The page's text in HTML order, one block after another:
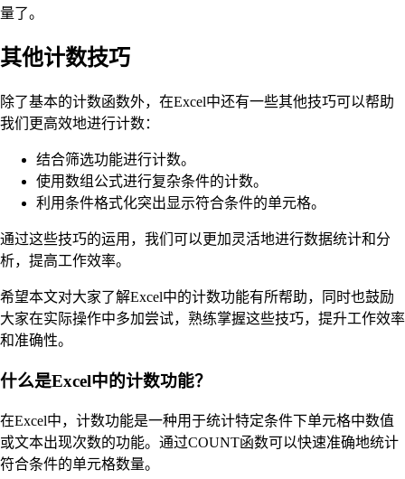
量了。
其他计数技巧
除了基本的计数函数外，在Excel中还有一些其他技巧可以帮助
我们更高效地进行计数：
结合筛选功能进行计数。
使用数组公式进行复杂条件的计数。
利用条件格式化突出显示符合条件的单元格。
通过这些技巧的运用，我们可以更加灵活地进行数据统计和分
析，提高工作效率。
希望本文对大家了解Excel中的计数功能有所帮助，同时也鼓励
大家在实际操作中多加尝试，熟练掌握这些技巧，提升工作效率
和准确性。
什么是Excel中的计数功能？
在Excel中，计数功能是一种用于统计特定条件下单元格中数值
或文本出现次数的功能。通过COUNT函数可以快速准确地统计
符合条件的单元格数量。